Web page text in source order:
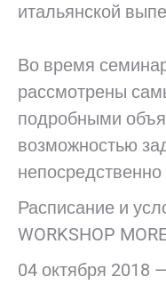
итальянской
Во время
рассмотрены
подробными
возможностью
Расписание и
WORKSHOP
04 октября 2018